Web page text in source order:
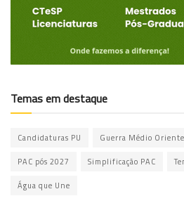
Temas em destaque
Candidaturas PU Guerra Médio Oriente
PAC pós 2027 Simplificação PAC
Água que Une